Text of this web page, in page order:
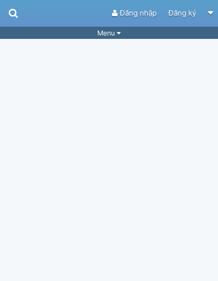
Đăng nhập Đăng ký
Menu